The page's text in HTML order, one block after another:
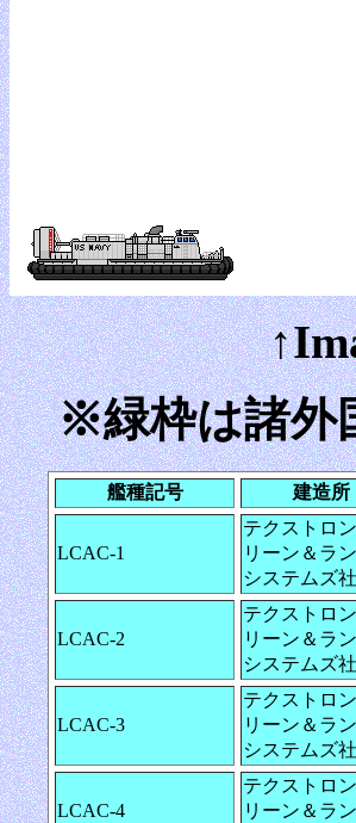
※緑枠は諸外
艦種記号 建造所
LCAC-1
テクストロ
リーン＆ラ
システムズ社
LCAC-2
テクストロ
リーン＆ラ
システムズ社
LCAC-3
テクストロ
リーン＆ラ
システムズ社
LCAC-4
テクストロ
リーン＆ラ